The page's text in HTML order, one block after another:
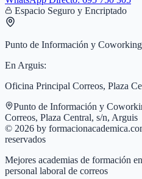
Espacio Seguro y Encriptado
Punto de Información y Coworking
En Arguis:
Oficina Principal Correos, Plaza
Punto de Información y
Correos, Plaza Central, s/n, Arguis
© 2026 by
reservados
Mejores academias de formación
personal laboral de correos